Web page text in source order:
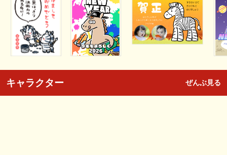
キャラクター ぜんぶ見る